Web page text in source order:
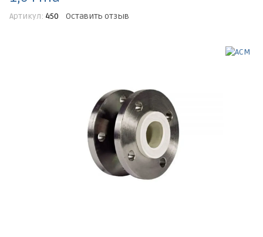
Артикул: 450 Оставить отзыв